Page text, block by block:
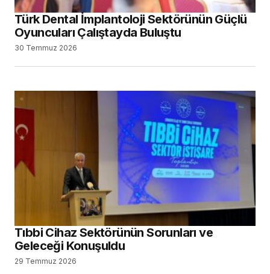
Türk Dental İmplantoloji Sektörünün Güçlü
Oyuncuları Çalıştayda Buluştu
30 Temmuz 2026
Tıbbi Cihaz Sektörünün Sorunları ve
Geleceği Konuşuldu
29 Temmuz 2026